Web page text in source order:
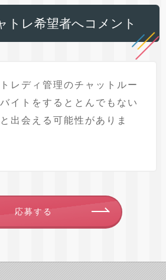
トレ希望者へコメント
レディ管理のチャットルー
イトをするととんでもない
出会える可能性がありま
応募する